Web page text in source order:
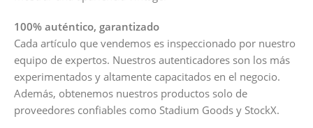
100% auténtico, garantizado
Cada artículo que vendemos es inspeccionado por nuestro
equipo de expertos. Nuestros autenticadores son los más
experimentados y altamente capacitados en el negocio.
Además, obtenemos nuestros productos solo de
proveedores confiables como Stadium Goods y StockX.